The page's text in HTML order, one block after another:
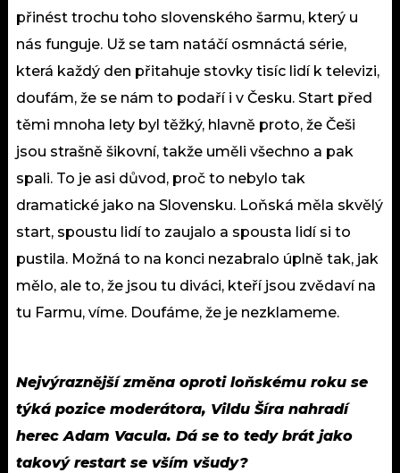
přinést trochu toho slovenského šarmu, který u
nás funguje. Už se tam natáčí osmnáctá série,
která každý den přitahuje stovky tisíc lidí k televizi,
doufám, že se nám to podaří i v Česku. Start před
těmi mnoha lety byl těžký, hlavně proto, že Češi
jsou strašně šikovní, takže uměli všechno a pak
spali. To je asi důvod, proč to nebylo tak
dramatické jako na Slovensku. Loňská měla skvělý
start, spoustu lidí to zaujalo a spousta lidí si to
pustila. Možná to na konci nezabralo úplně tak, jak
mělo, ale to, že jsou tu diváci, kteří jsou zvědaví na
tu Farmu, víme. Doufáme, že je nezklameme.
Nejvýraznější změna oproti loňskému roku se
týká pozice moderátora, Vildu Šíra nahradí
herec Adam Vacula. Dá se to tedy brát jako
takový restart se vším všudy?